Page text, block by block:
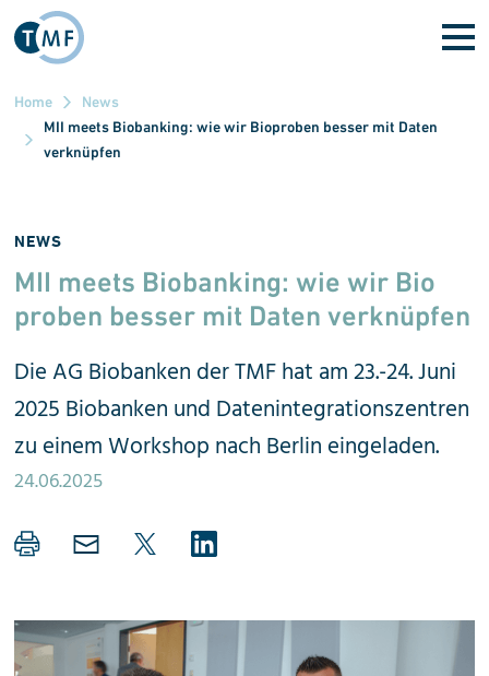
Direkt zum Inhalt
Home
News
MII meets Biobanking: wie wir Bioproben besser mit Daten
verknüpfen
NEWS
MII meets Biobanking: wie wir Bio
proben besser mit Daten verknüpfen
Die AG Biobanken der TMF hat am 23.-24. Juni
2025 Biobanken und Datenintegrationszentren
zu einem Workshop nach Berlin eingeladen.
24.06.2025